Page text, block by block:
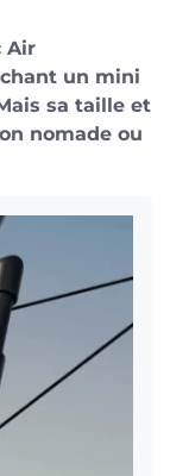
Air
un mini
sa taille et
nomade ou